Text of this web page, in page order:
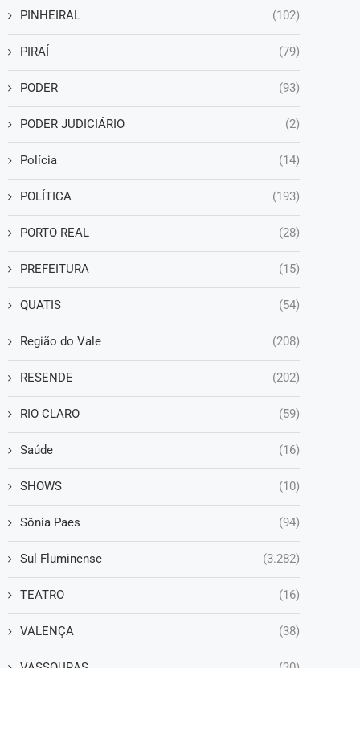
PINHEIRAL (102)
PIRAÍ (79)
PODER (93)
PODER JUDICIÁRIO (2)
Polícia (14)
POLÍTICA (193)
PORTO REAL (28)
PREFEITURA (15)
QUATIS (54)
Região do Vale (208)
RESENDE (202)
RIO CLARO (59)
Saúde (16)
SHOWS (10)
Sônia Paes (94)
Sul Fluminense (3.282)
TEATRO (16)
VALENÇA (38)
VASSOURAS (30)